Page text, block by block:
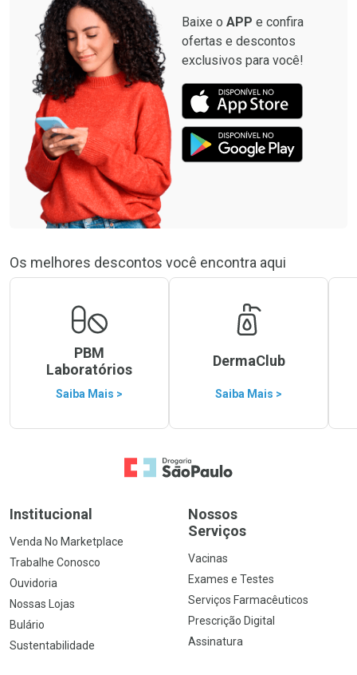
Baixe o APP e confira
ofertas e descontos
exclusivos para você!
Os melhores descontos você encontra aqui
PBM
Laboratórios
Saiba Mais >
DermaClub
Saiba Mais >
Ir para a Home
Institucional
Venda No Marketplace
Trabalhe Conosco
Ouvidoria
Nossas Lojas
Bulário
Sustentabilidade
Nossos
Serviços
Vacinas
Exames e Testes
Serviços Farmacêuticos
Prescrição Digital
Assinatura